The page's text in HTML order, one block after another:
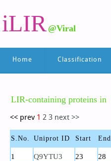
iLIR @Viral
Home Classification
LIR-containing proteins in
<< prev 1 2 3 next >>
S.No. Uniprot ID Start End
1 Q9YTU3 23 28